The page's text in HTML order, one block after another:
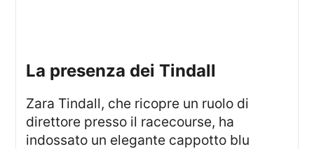
la presenza dei Tindall
Zara Tindall, che ricopre un ruolo di
direttore presso il racecourse, ha
indossato un elegante cappotto blu